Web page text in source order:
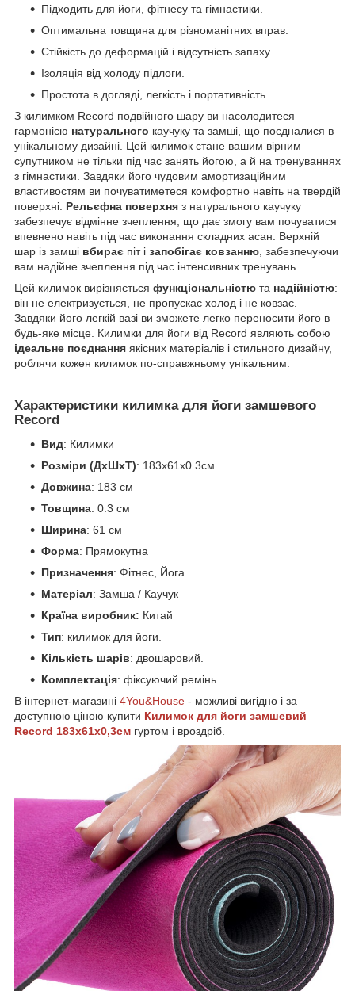
Підходить для йоги, фітнесу та гімнастики.
Оптимальна товщина для різноманітних вправ.
Стійкість до деформацій і відсутність запаху.
Ізоляція від холоду підлоги.
Простота в догляді, легкість і портативність.
З килимком Record подвійного шару ви насолодитеся
гармонією натурального каучуку та замші, що поєдналися в
унікальному дизайні. Цей килимок стане вашим вірним
супутником не тільки під час занять йогою, а й на тренуваннях
з гімнастики. Завдяки його чудовим амортизаційним
властивостям ви почуватиметеся комфортно навіть на твердій
поверхні. Рельєфна поверхня з натурального каучуку
забезпечує відмінне зчеплення, що дає змогу вам почуватися
впевнено навіть під час виконання складних асан. Верхній
шар із замші вбирає піт і запобігає ковзанню , забезпечуючи
вам надійне зчеплення під час інтенсивних тренувань.
Цей килимок вирізняється функціональністю та надійністю:
він не електризується, не пропускає холод і не ковзає.
Завдяки його легкій вазі ви зможете легко переносити його в
будь-яке місце. Килимки для йоги від Record являють собою
ідеальне поєднання якісних матеріалів і стильного дизайну,
роблячи кожен килимок по-справжньому унікальним.
Характеристики килимка для йоги замшевого
Record
Вид: Килимки
Розміри (ДхШхТ): 183x61x0.3см
Довжина: 183 см
Товщина: 0.3 см
Ширина: 61 см
Форма: Прямокутна
Призначення: Фітнес, Йога
Матеріал: Замша / Каучук
Країна виробник: Китай
Тип: килимок для йоги.
Кількість шарів: двошаровий.
Комплектація: фіксуючий ремінь.
В інтернет-магазині 4You&House - можливі вигідно і за
доступною ціною купити Килимок для йоги замшевий
Record 183x61x0,3см гуртом і вроздріб.